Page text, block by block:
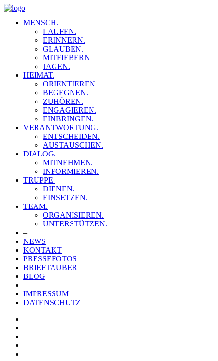
MENSCH.
LAUFEN.
ERINNERN.
GLAUBEN.
MITFIEBERN.
JAGEN.
HEIMAT.
ORIENTIEREN.
BEGEGNEN.
ZUHÖREN.
ENGAGIEREN.
EINBRINGEN.
VERANTWORTUNG.
ENTSCHEIDEN.
AUSTAUSCHEN.
DIALOG.
MITNEHMEN.
INFORMIEREN.
TRUPPE.
DIENEN.
EINSETZEN.
TEAM.
ORGANISIEREN.
UNTERSTÜTZEN.
–
NEWS
KONTAKT
PRESSEFOTOS
BRIEFTAUBER
BLOG
–
IMPRESSUM
DATENSCHUTZ